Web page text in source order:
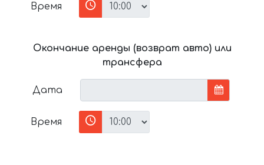
Время
Окончание аренды (возврат авто) или
трансфера
Дата
Время